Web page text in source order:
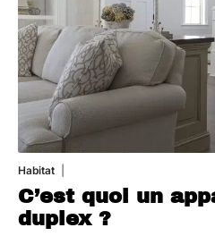
Habitat
C’est quoi un
duplex ?